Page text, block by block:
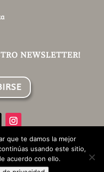
NEWSLETTER!
derechos reservados |
que te damos la mejor
usando este sitio,
acuerdo con ello.